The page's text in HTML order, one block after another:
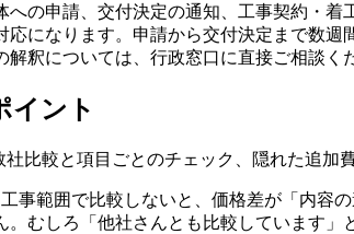
の申請、交付決定の通知、工事契約・
になります。申請から交付決定まで数
釈については、行政窓口に直接ご相談く
イント
比較と項目ごとのチェック、隠れた追加
事範囲で比較しないと、価格差が「内容
むしろ「他社さんとも比較しています